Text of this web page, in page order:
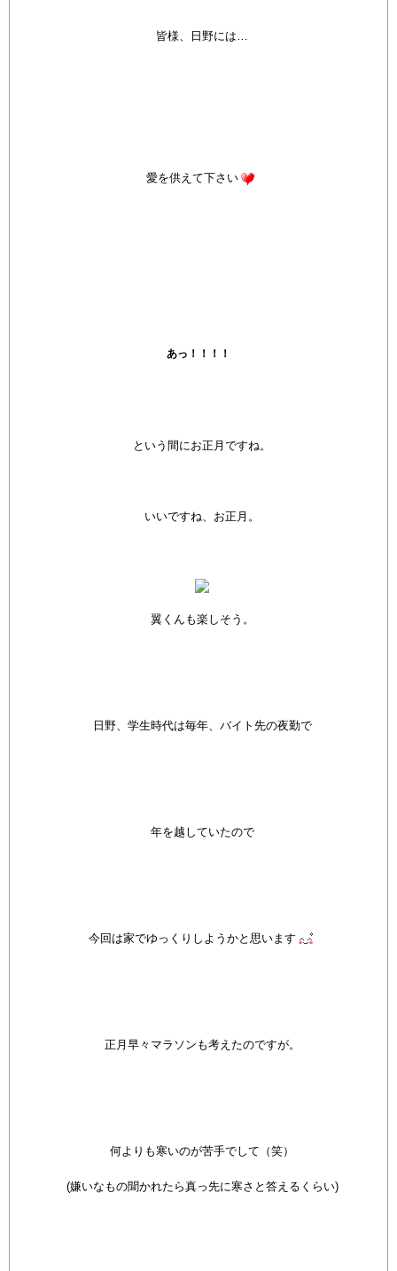
皆様、日野には…
愛を供えて下さい
あっ！！！！
という間にお正月ですね。
いいですね、お正月。
翼くんも楽しそう。
日野、学生時代は毎年、バイト先の夜勤で
年を越していたので
今回は家でゆっくりしようかと思います
正月早々マラソンも考えたのですが。
何よりも寒いのが苦手でして（笑）
(嫌いなもの聞かれたら真っ先に寒さと答えるくらい)